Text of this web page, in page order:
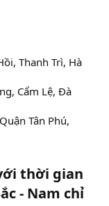
Thanh Trì, Hà
Cẩm Lệ, Đà
Tân Phú,
thời gian
- Nam chỉ